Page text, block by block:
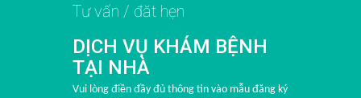
Tư vấn / đăt hẹn
DỊCH VỤ KHÁM BỆNH
TẠI NHÀ
Vui lòng điền đầy đủ thông tin vào mẫu đăng ký